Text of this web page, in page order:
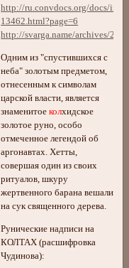
http://ru.convdocs.org/docs/
13462.html?page=6
http://svarga.name/archives/
Одним из "спустившихся с
неба" золотым предметом,
отнесенным к символам
царской власти, является
знаменитоеколхидское
золотое руно, особо
отмеченное легендой об
аргонавтах. Хетты,
совершая один из своих
ритуалов, шкуру
жертвенного барана вешали
на сук священного дерева.
Рунические надписи на
КОЛТАХ (расшифровка
Чудинова):